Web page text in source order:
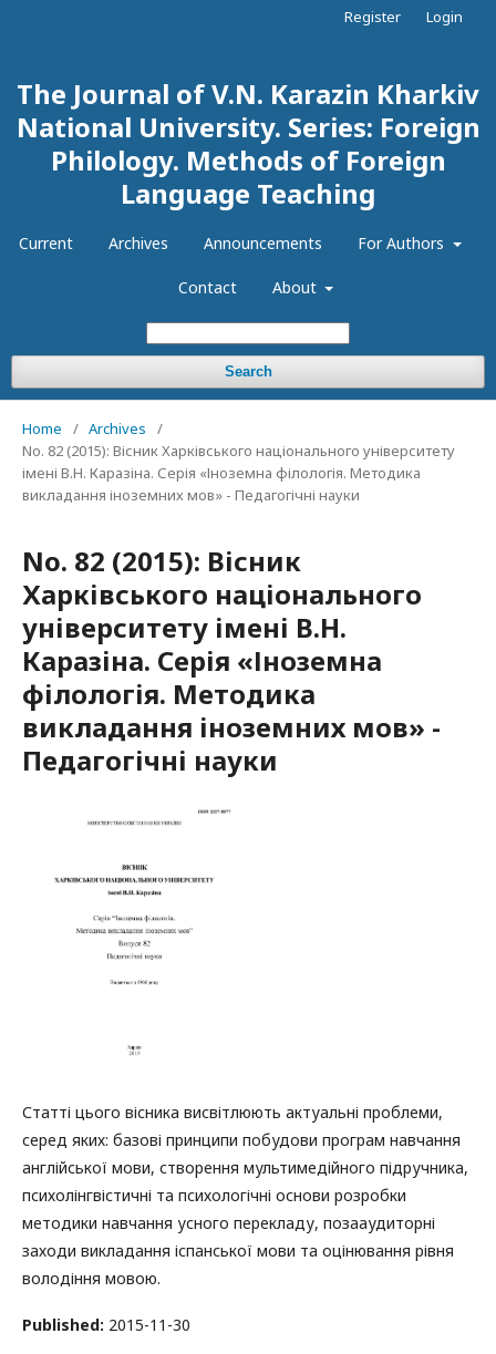
The Journal of V.N. Karazin Kharkiv
National University. Series: Foreign
Philology. Methods of Foreign
Language Teaching
Current Archives Announcements For Authors
Contact About
Search
Register Login
Home / Archives
/
No. 82 (2015): Вісник Харківського національного університету
імені В.Н. Каразіна. Серія «Іноземна філологія. Методика
викладання іноземних мов» - Педагогічні науки
No. 82 (2015): Вісник
Харківського національного
університету імені В.Н.
Каразіна. Серія «Іноземна
філологія. Методика
викладання іноземних мов» -
Педагогічні науки
Статті цього вісника висвітлюють актуальні проблеми,
серед яких: базові принципи побудови програм навчання
англійської мови, створення мультимедійного підручника,
психолінгвістичні та психологічні основи розробки
методики навчання усного перекладу, позааудиторні
заходи викладання іспанської мови та оцінювання рівня
володіння мовою.
Published: 2015-11-30